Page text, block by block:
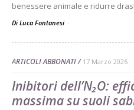
benessere animale e ridurre
Di Luca Fontanesi -
ARTICOLI ABBONATI 17 Marzo 2026
Inibitori dell’N₂O:
massima su suoli